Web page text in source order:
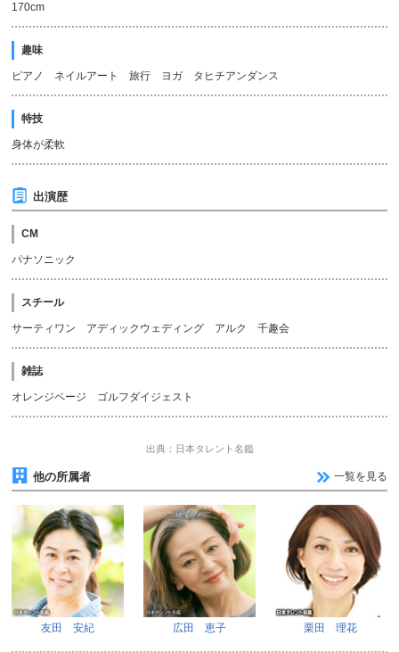
170cm
趣味
ピアノ ネイルアート 旅行 ヨガ タヒチアンダンス
特技
身体が柔軟
出演歴
CM
パナソニック
スチール
サーティワン アディックウェディング アルク 千趣会
雑誌
オレンジページ ゴルフダイジェスト
出典：日本タレント名鑑
他の所属者 一覧を見る
友田 安紀 広田 恵子 栗田 理花